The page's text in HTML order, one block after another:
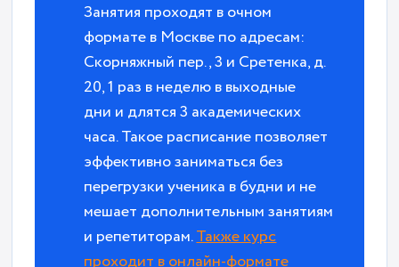
Занятия проходят в очном
формате в Москве по адресам:
Скорняжный пер., 3 и Сретенка, д.
20, 1 раз в неделю в выходные
дни и длятся 3 академических
часа. Такое расписание позволяет
эффективно заниматься без
перегрузки ученика в будни и не
мешает дополнительным занятиям
и репетиторам.Также курс
проходит в онлайн-формате